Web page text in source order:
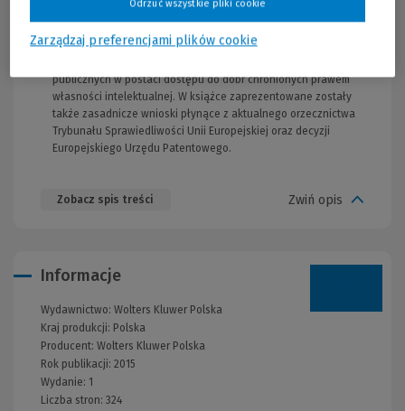
Przedstawiona analiza zmierza do ustalenia, jaki model
twórców programowania, z uwzględnieniem konieczności
publicznych w postaci dostępu do dóbr chronionych prawem
własności intelektualnej. W książce zaprezentowane zostały
także zasadnicze wnioski płynące z aktualnego orzecznictwa
Trybunału Sprawiedliwości Unii Europejskiej oraz decyzji
Europejskiego Urzędu Patentowego.
Zobacz spis treści Zwiń opis
Informacje
Wydawnictwo: Wolters Kluwer Polska
Kraj produkcji: Polska
Producent: Wolters Kluwer Polska
Rok publikacji: 2015
Wydanie: 1
Liczba stron: 324
Zarządzaj preferencjami plików cookie
Odrzuć wszystkie pliki cookie